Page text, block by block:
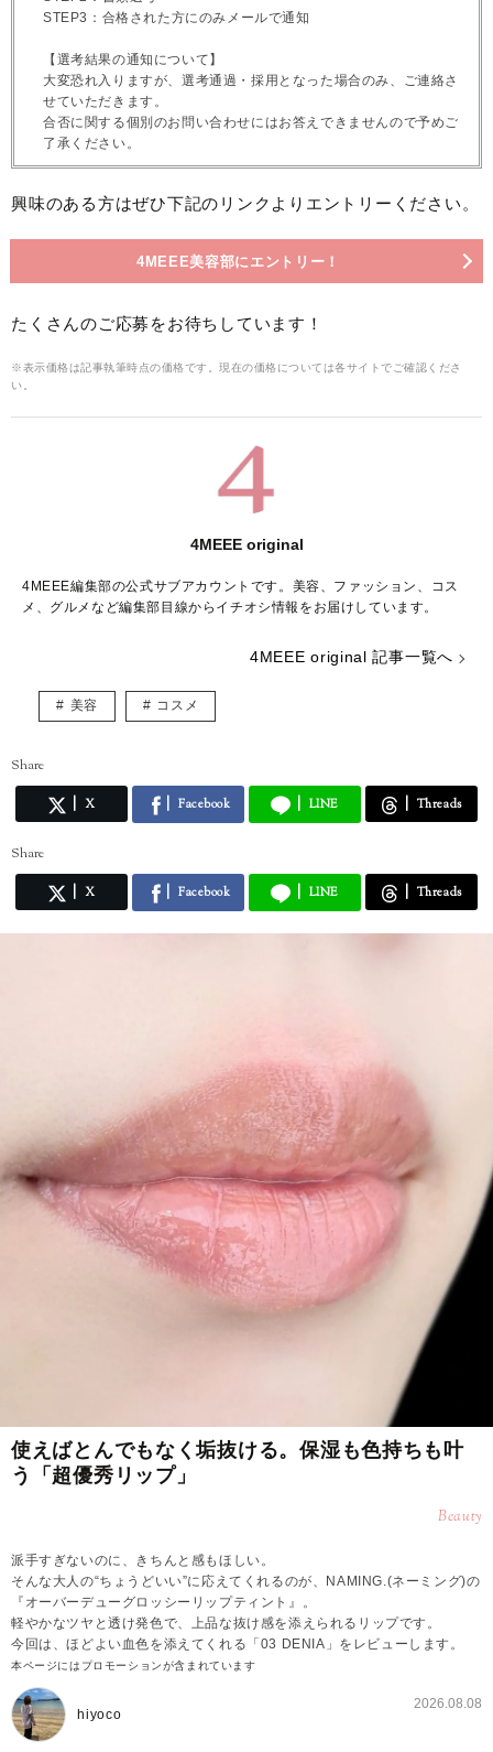
STEP3：合格された方にのみメールで通知
【選考結果の通知について】
大変恐れ入りますが、選考通過・採用となった場合のみ、ご連絡さ
せていただきます。
合否に関する個別のお問い合わせにはお答えできませんので予めご
了承ください。
興味のある方はぜひ下記のリンクよりエントリーください。
4MEEE美容部にエントリー！
たくさんのご応募をお待ちしています！
※表示価格は記事執筆時点の価格です。現在の価格については各サイトでご確認くださ
い。
4MEEE original
4MEEE編集部の公式サブアカウントです。美容、ファッション、コス
メ、グルメなど編集部目線からイチオシ情報をお届けしています。
4MEEE original 記事一覧へ
美容 コスメ
Share
X Facebook LINE Threads
Share
X Facebook LINE Threads
使えばとんでもなく垢抜ける。保湿も色持ちも叶
う「超優秀リップ」
Beauty
派手すぎないのに、きちんと感もほしい。
そんな大人の“ちょうどいい”に応えてくれるのが、NAMING.(ネーミング)の
『オーバーデューグロッシーリップティント』。
軽やかなツヤと透け発色で、上品な抜け感を添えられるリップです。
今回は、ほどよい血色を添えてくれる「03 DENIA」をレビューします。
本ページにはプロモーションが含まれています
hiyoco
2026.08.08